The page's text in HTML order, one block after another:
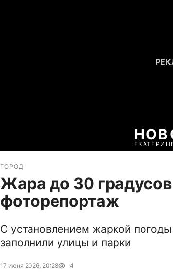
ГОРОД
Жара до 30 градусов
фоторепортаж
С установлением жаркой
заполнили улицы и парки
17 июня 2026, 20:28 4